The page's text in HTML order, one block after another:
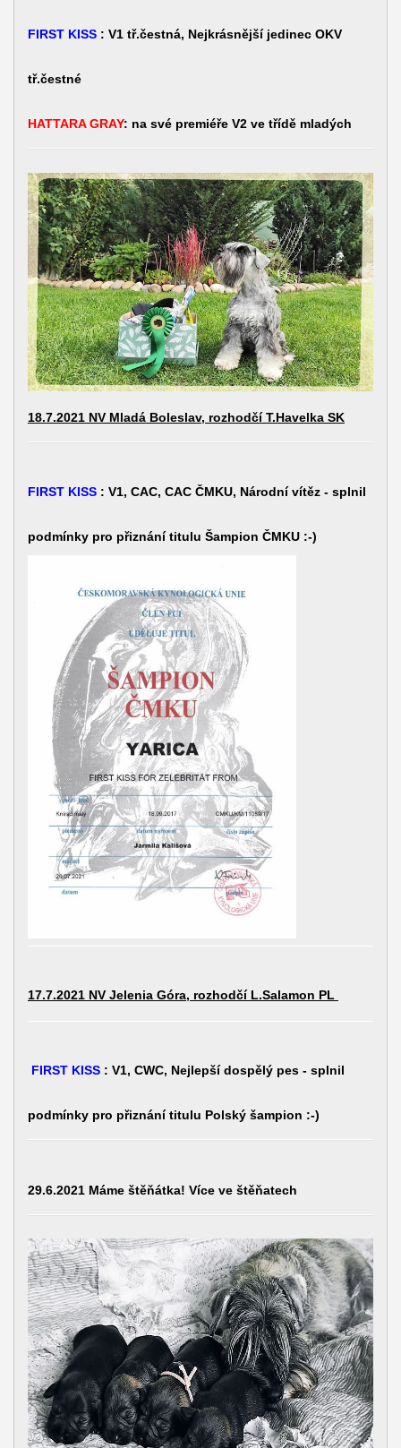
FIRST KISS : V1 tř.čestná, Nejkrásnější jedinec OKV
tř.čestné
HATTARA GRAY: na své premiéře V2 ve třídě mladých
18.7.2021 NV Mladá Boleslav, rozhodčí T.Havelka SK
FIRST KISS : V1, CAC, CAC ČMKU, Národní vítěz - splnil
podmínky pro přiznání titulu Šampion ČMKU :-)
17.7.2021 NV Jelenia Góra, rozhodčí L.Salamon PL
FIRST KISS : V1, CWC, Nejlepší dospělý pes - splnil
podmínky pro přiznání titulu Polský šampion :-)
29.6.2021 Máme štěňátka! Více ve štěňatech